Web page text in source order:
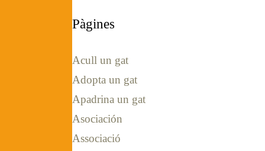
Pàgines
Acull un gat
Adopta un gat
Apadrina un gat
Asociación
Associació